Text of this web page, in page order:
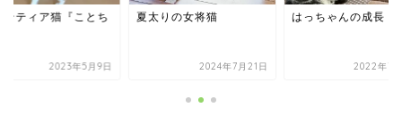
ンティア猫『ことち
2023年5月9日
夏太りの女将猫
2024年7月21日
はっちゃんの成長
2022年7